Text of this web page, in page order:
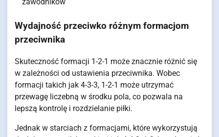
Wydajność przeciwko różnym formacjom
przeciwnika
Skuteczność formacji 1-2-1 może znacznie różnić się
w zależności od ustawienia przeciwnika. Wobec
formacji takich jak 4-3-3, 1-2-1 może utrzymać
przewagę liczebną w środku pola, co pozwala na
lepszą kontrolę i rozdzielanie piłki.
Jednak w starciach z formacjami, które wykorzystują